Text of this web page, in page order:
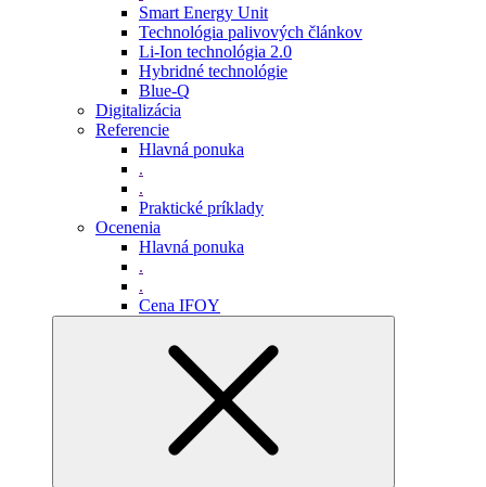
Smart Energy Unit
Technológia palivových článkov
Li-Ion technológia 2.0
Hybridné technológie
Blue-Q
Digitalizácia
Referencie
Hlavná ponuka
.
.
Praktické príklady
Ocenenia
Hlavná ponuka
.
.
Cena IFOY